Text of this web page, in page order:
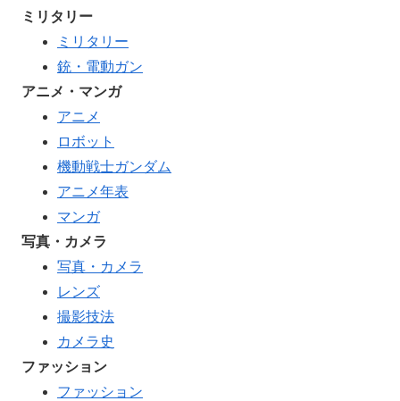
ミリタリー
ミリタリー
銃・電動ガン
アニメ・マンガ
アニメ
ロボット
機動戦士ガンダム
アニメ年表
マンガ
写真・カメラ
写真・カメラ
レンズ
撮影技法
カメラ史
ファッション
ファッション